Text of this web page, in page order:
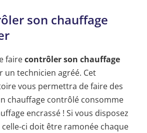
son chauffage
fairecontrôler son chauffage
un technicien agréé. Cet
vous permettra de faire des
chauffage contrôlé consomme
encrassé ! Si vous disposez
celle-ci doit être ramonée chaque